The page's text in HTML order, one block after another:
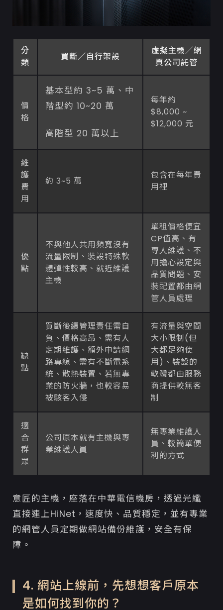
分
類
買斷／自行架設
虛擬主機／網
頁公司託管
價
格
基本型約 3~5 萬、中
階型約 10~20 萬
高階型 20 萬以上
每年約
$8,000 ~
$12,000 元
維
護
費
用
約 3~5 萬
包含在每年費
用裡
優
點
不與他人共用頻寬沒有
流量限制、裝設特殊軟
體彈性較高、就近維護
主機
單租價格便宜
CP值高、有
專人維護、不
用擔心設定與
品質問題、安
裝配置都由網
管人員處理
缺
點
買斷後續管理責任需自
負、價格高昂、需有人
定期維護、額外申請網
路專線、需有不斷電系
統、散熱裝置、若無專
業的防火牆，也較容易
被駭客入侵
有流量與空間
大小限制(但
大都足夠使
用)、裝設的
軟體都由服務
商提供較無客
制
適
合
群
眾
公司原本就有主機與專
業維護人員
無專業維護人
員、較簡單便
利的方式
意匠的主機，座落在中華電信機房，透過光纖
直接連上HiNet，速度快、品質穩定，並有專業
的網管人員定期做網站備份維護，安全有保
障。
4. 網站上線前，先想想客戶原本
是如何找到你的？